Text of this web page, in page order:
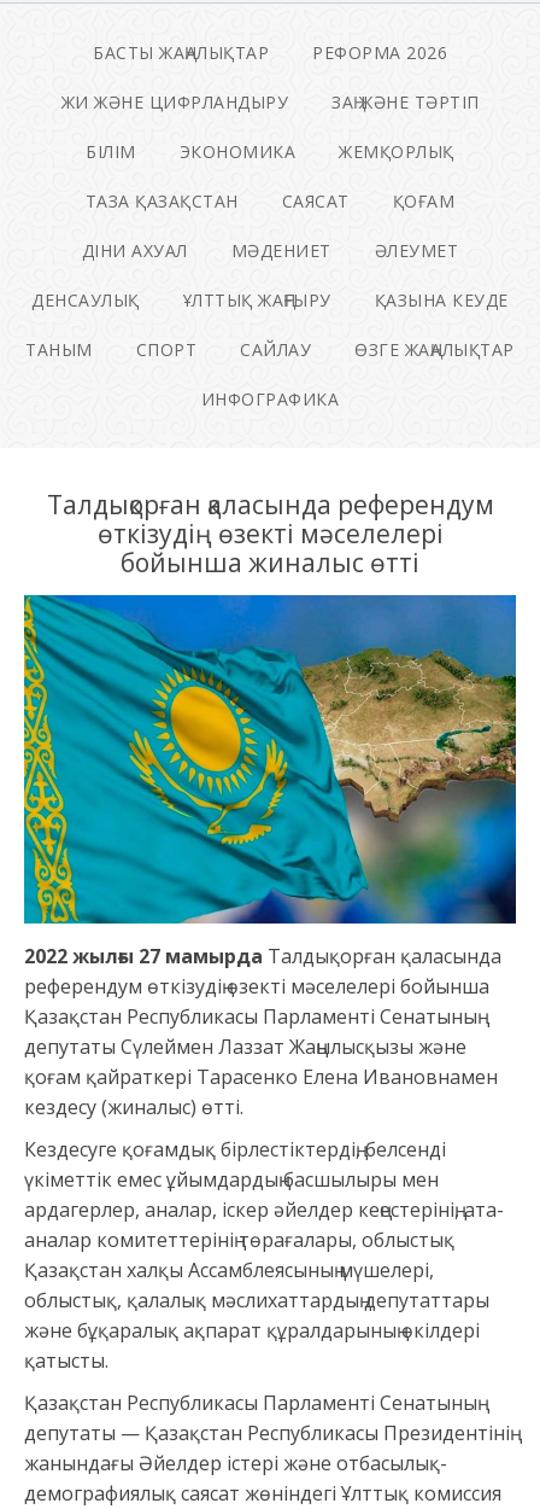
БАСТЫ ЖАҢАЛЫҚТАР РЕФОРМА 2026
ЖИ ЖӘНЕ ЦИФРЛАНДЫРУ ЗАҢ ЖӘНЕ ТӘРТІП
БІЛІМ ЭКОНОМИКА ЖЕМҚОРЛЫҚ
ТАЗА ҚАЗАҚСТАН САЯСАТ ҚОҒАМ
ДІНИ АХУАЛ МӘДЕНИЕТ ӘЛЕУМЕТ
ДЕНСАУЛЫҚ ҰЛТТЫҚ ЖАҢҒЫРУ ҚАЗЫНА КЕУДЕ
ТАНЫМ СПОРТ САЙЛАУ ӨЗГЕ ЖАҢАЛЫҚТАР
ИНФОГРАФИКА
Талдықорған қаласында референдум
өткізудің өзекті мәселелері
бойынша жиналыс өтті
2022 жылғы 27 мамырда Талдықорған қаласында
референдум өткізудің өзекті мәселелері бойынша
Қазақстан Республикасы Парламенті Сенатының
депутаты Сүлеймен Лаззат Жаңылысқызы және
қоғам қайраткері Тарасенко Елена Ивановнамен
кездесу (жиналыс) өтті.
Кездесуге қоғамдық бірлестіктердің, белсенді
үкіметтік емес ұйымдардың басшылыры мен
ардагерлер, аналар, іскер әйелдер кеңестерінің, ата-
аналар комитеттерінің төрағалары, облыстық
Қазақстан халқы Ассамблеясының мүшелері,
облыстық, қалалық мәслихаттардың депутаттары
және бұқаралық ақпарат құралдарының өкілдері
қатысты.
Қазақстан Республикасы Парламенті Сенатының
депутаты — Қазақстан Республикасы Президентінің
жанындағы Әйелдер істері және отбасылық-
демографиялық саясат жөніндегі Ұлттық комиссия